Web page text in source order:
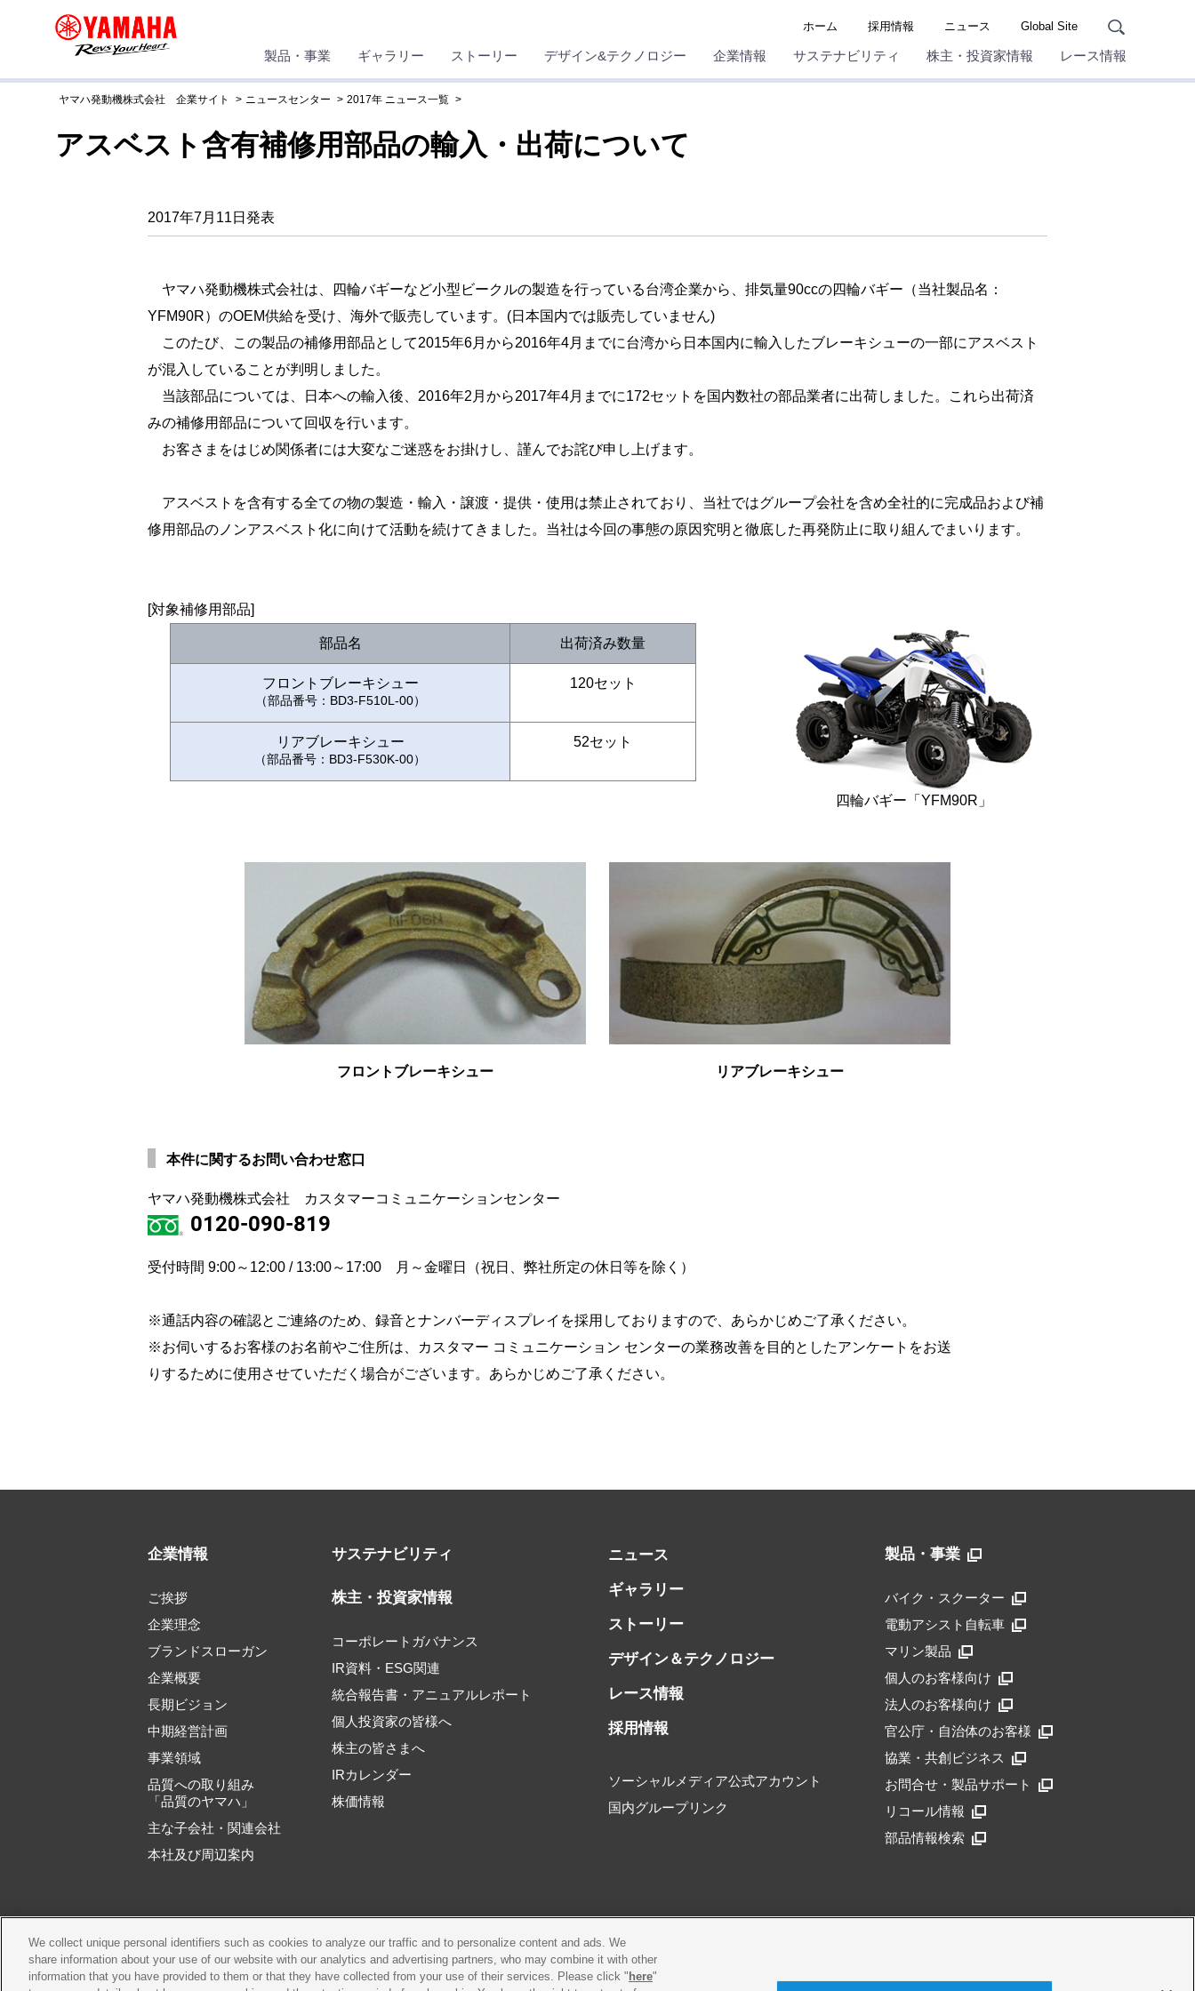
ホーム 採用情報 ニュース Global Site
製品・事業 ギャラリー ストーリー デザイン&テクノロジー 企業情報 サステナビリティ 株主・投資家情報 レース情報
ヤマハ発動機株式会社 企業サイト ニュースセンター 2017年 ニュース一覧
アスベスト含有補修用部品の輸入・出荷について
2017年7月11日発表
ヤマハ発動機株式会社は、四輪バギーなど小型ビークルの製造を行っている台湾企業から、排気量90ccの四輪バギー（当社製品名：
YFM90R）のOEM供給を受け、海外で販売しています。(日本国内では販売していません)
このたび、この製品の補修用部品として2015年6月から2016年4月までに台湾から日本国内に輸入したブレーキシューの一部にアスベスト
が混入していることが判明しました。
当該部品については、日本への輸入後、2016年2月から2017年4月までに172セットを国内数社の部品業者に出荷しました。これら出荷済
みの補修用部品について回収を行います。
お客さまをはじめ関係者には大変なご迷惑をお掛けし、謹んでお詫び申し上げます。
アスベストを含有する全ての物の製造・輸入・譲渡・提供・使用は禁止されており、当社ではグループ会社を含め全社的に完成品および補
修用部品のノンアスベスト化に向けて活動を続けてきました。当社は今回の事態の原因究明と徹底した再発防止に取り組んでまいります。
[対象補修用部品]
部品名 出荷済み数量
フロントブレーキシュー
（部品番号：BD3-F510L-00）
120セット
リアブレーキシュー
（部品番号：BD3-F530K-00）
52セット
四輪バギー「YFM90R」
フロントブレーキシュー リアブレーキシュー
本件に関するお問い合わせ窓口
ヤマハ発動機株式会社 カスタマーコミュニケーションセンター
0120-090-819
受付時間 9:00～12:00 / 13:00～17:00 月～金曜日（祝日、弊社所定の休日等を除く）
※通話内容の確認とご連絡のため、録音とナンバーディスプレイを採用しておりますので、あらかじめご了承ください。
※お伺いするお客様のお名前やご住所は、カスタマー コミュニケーション センターの業務改善を目的としたアンケートをお送
りするために使用させていただく場合がございます。あらかじめご了承ください。
企業情報
ご挨拶
企業理念
ブランドスローガン
企業概要
長期ビジョン
中期経営計画
事業領域
品質への取り組み
「品質のヤマハ」
主な子会社・関連会社
本社及び周辺案内
サステナビリティ
株主・投資家情報
コーポレートガバナンス
IR資料・ESG関連
統合報告書・アニュアルレポート
個人投資家の皆様へ
株主の皆さまへ
IRカレンダー
株価情報
ニュース
ギャラリー
ストーリー
デザイン＆テクノロジー
レース情報
採用情報
ソーシャルメディア公式アカウント
国内グループリンク
製品・事業
バイク・スクーター
電動アシスト自転車
マリン製品
個人のお客様向け
法人のお客様向け
官公庁・自治体のお客様
協業・共創ビジネス
お問合せ・製品サポート
リコール情報
部品情報検索
ご利用規約 推奨環境 プライバシーポリシー Cookieポリシー
We collect unique personal identifiers such as cookies to analyze our traffic and to personalize content and ads. We
share information about your use of our website with our analytics and advertising partners, who may combine it with other
information that you have provided to them or that they have collected from your use of their services. Please click " here"